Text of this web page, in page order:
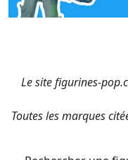
Le site figurines-
Toutes les marques